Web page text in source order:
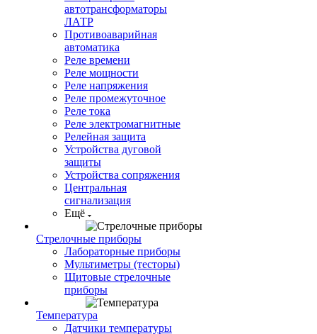
автотрансформаторы
ЛАТР
Противоаварийная
автоматика
Реле времени
Реле мощности
Реле напряжения
Реле промежуточное
Реле тока
Реле электромагнитные
Релейная защита
Устройства дуговой
защиты
Устройства сопряжения
Центральная
сигнализация
Ещё
Стрелочные приборы
Лабораторные приборы
Мультиметры (тесторы)
Щитовые стрелочные
приборы
Температура
Датчики температуры